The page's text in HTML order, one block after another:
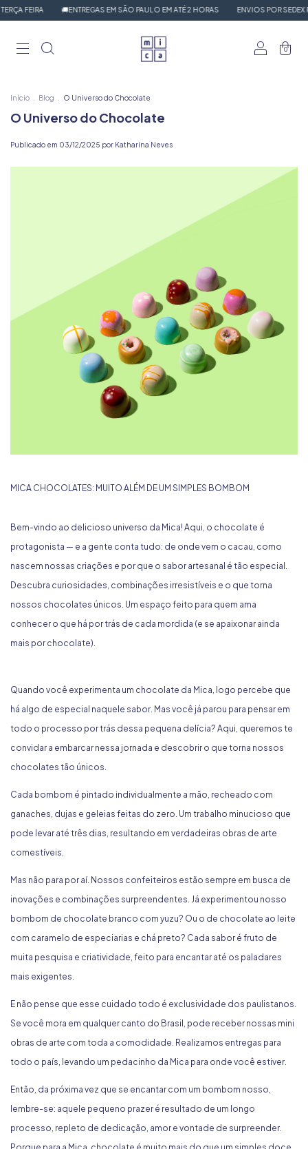
FEIRA 🚚ENTREGAS EM SÃO PAULO EM ATÉ 2 HORAS ENVIOS POR SEDEX
0
Início Blog O Universo do Chocolate
O Universo do Chocolate
Publicado em 03/12/2025 por Katharina Neves
MICA CHOCOLATES: MUITO ALÉM DE UM SIMPLES BOMBOM
Bem-vindo ao delicioso universo da Mica! Aqui, o chocolate é
protagonista — e a gente conta tudo: de onde vem o cacau, como
nascem nossas criações e por que o sabor artesanal é tão especial.
Descubra curiosidades, combinações irresistíveis e o que torna
nossos chocolates únicos. Um espaço feito para quem ama
conhecer o que há por trás de cada mordida (e se apaixonar ainda
mais por chocolate).
Quando você experimenta um chocolate da Mica, logo percebe que
há algo de especial naquele sabor. Mas você já parou para pensar em
todo o processo por trás dessa pequena delícia? Aqui, queremos te
convidar a embarcar nessa jornada e descobrir o que torna nossos
chocolates tão únicos.
Cada bombom é pintado individualmente a mão, recheado com
ganaches, dujas e geleias feitas do zero. Um trabalho minucioso que
pode levar até três dias, resultando em verdadeiras obras de arte
comestíveis.
Mas não para por aí. Nossos confeiteiros estão sempre em busca de
inovações e combinações surpreendentes. Já experimentou nosso
bombom de chocolate branco com yuzu? Ou o de chocolate ao leite
com caramelo de especiarias e chá preto? Cada sabor é fruto de
muita pesquisa e criatividade, feito para encantar até os paladares
mais exigentes.
E não pense que esse cuidado todo é exclusividade dos paulistanos.
Se você mora em qualquer canto do Brasil, pode receber nossas mini
obras de arte com toda a comodidade. Realizamos entregas para
todo o país, levando um pedacinho da Mica para onde você estiver.
Então, da próxima vez que se encantar com um bombom nosso,
lembre-se: aquele pequeno prazer é resultado de um longo
processo, repleto de dedicação, amor e vontade de surpreender.